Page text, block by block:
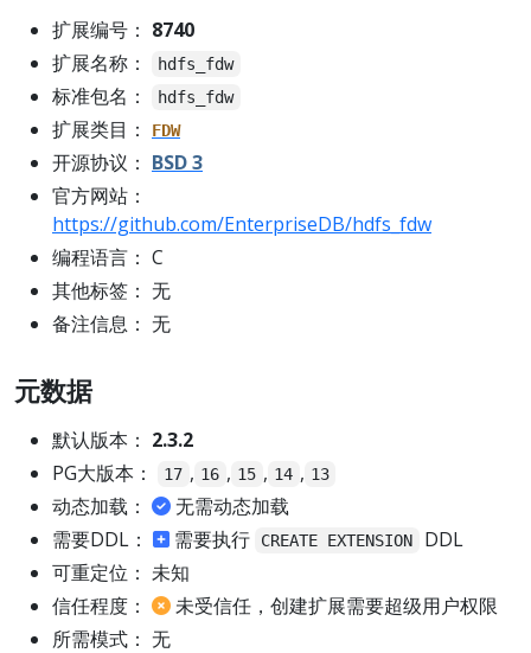
扩展编号： 8740
扩展名称：
hdfs_fdw
标准包名： hdfs_fdw
扩展类目： FDW
开源协议： BSD 3
官方网站：
https://github.com/EnterpriseDB/hdfs_fdw
编程语言： C
其他标签： 无
备注信息： 无
元数据
默认版本： 2.3.2
PG大版本：
17 , 16 , 15 , 14 , 13
动态加载：
无需动态加载
需要DDL：
需要执行 CREATE EXTENSION
DDL
可重定位： 未知
信任程度：
未受信任，创建扩展需要超级用户权限
所需模式： 无